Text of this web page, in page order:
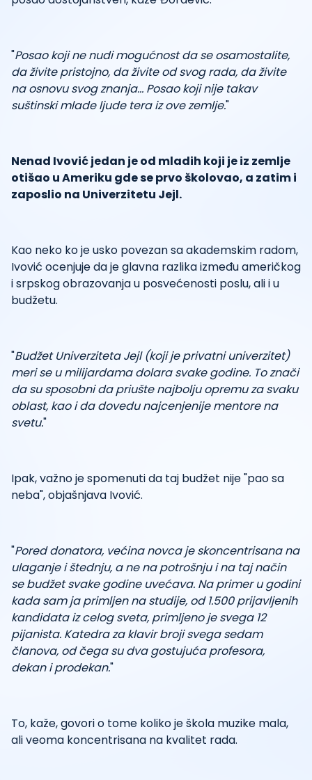
"Posao koji ne nudi mogućnost da se osamostalite,
da živite pristojno, da živite od svog rada, da živite
na osnovu svog znanja… Posao koji nije takav
suštinski mlade ljude tera iz ove zemlje."
Nenad Ivović jedan je od mladih koji je iz zemlje
otišao u Ameriku gde se prvo školovao, a zatim i
zaposlio na Univerzitetu Jejl.
Kao neko ko je usko povezan sa akademskim radom,
Ivović ocenjuje da je glavna razlika između američkog
i srpskog obrazovanja u posvećenosti poslu, ali i u
budžetu.
"Budžet Univerziteta Jejl (koji je privatni univerzitet)
meri se u milijardama dolara svake godine. To znači
da su sposobni da priušte najbolju opremu za svaku
oblast, kao i da dovedu najcenjenije mentore na
svetu."
Ipak, važno je spomenuti da taj budžet nije "pao sa
neba", objašnjava Ivović.
"Pored donatora, većina novca je skoncentrisana na
ulaganje i štednju, a ne na potrošnju i na taj način
se budžet svake godine uvećava. Na primer u godini
kada sam ja primljen na studije, od 1.500 prijavljenih
kandidata iz celog sveta, primljeno je svega 12
pijanista. Katedra za klavir broji svega sedam
članova, od čega su dva gostujuća profesora,
dekan i prodekan."
To, kaže, govori o tome koliko je škola muzike mala,
ali veoma koncentrisana na kvalitet rada.